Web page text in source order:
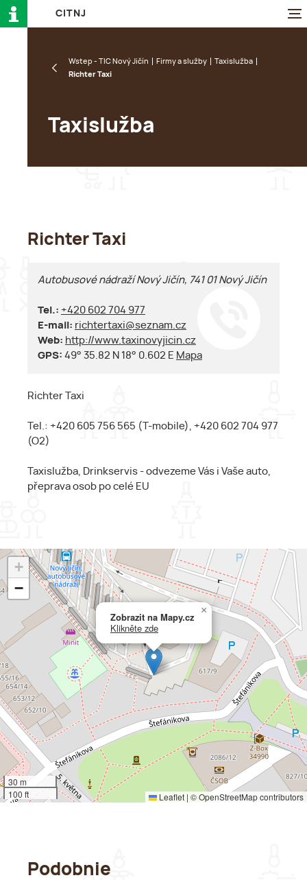
CI TN J
Wstep - TIC Nový Jičín Firmy a služby
Taxislužba
Richter Taxi
Taxislužba
Richter Taxi
Autobusové nádraží Nový Jičín, 741 01 Nový Jičín
Tel.: +420 602 704 977
E-mail: richtertaxi@seznam.cz
Web: http://www.taxinovyjicin.cz
GPS: 49° 35.82 N 18° 0.602 E Mapa
Richter Taxi
Tel.: +420 605 756 565 (T-mobile), +420 602 704 977
(O2)
Taxislužba, Drinkservis - odvezeme Vás i Vaše auto,
přeprava osob po celé EU
Zobrazit na Mapy.cz
Klikněte zde
×
+
−
30 m
100 ft
Leaflet | ©OpenStreetMapcontributors
Podobnie